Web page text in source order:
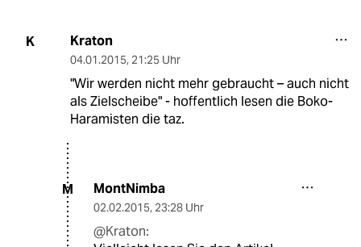
K Kraton
04.01.2015, 21:25 Uhr
"Wir werden nicht mehr gebraucht – auch nicht
als Zielscheibe" - hoffentlich lesen die Boko-
Haramisten die taz.
M MontNimba
02.02.2015, 23:28 Uhr
@Kraton: